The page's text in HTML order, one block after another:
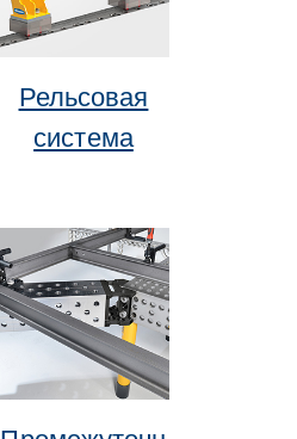
Рельсовая
система